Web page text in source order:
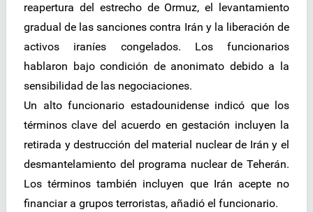
reapertura del estrecho de Ormuz, el levantamiento
gradual de las sanciones contra Irán y la liberación de
activos iraníes congelados. Los funcionarios
hablaron bajo condición de anonimato debido a la
sensibilidad de las negociaciones.
Un alto funcionario estadounidense indicó que los
términos clave del acuerdo en gestación incluyen la
retirada y destrucción del material nuclear de Irán y el
desmantelamiento del programa nuclear de Teherán.
Los términos también incluyen que Irán acepte no
financiar a grupos terroristas, añadió el funcionario.